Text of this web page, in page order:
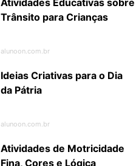
Trânsito para Crianças
alunoon.com.br
Ideias Criativas para o Dia
da Pátria
alunoon.com.br
Atividades de Motricidade
Fina, Cores e Lógica